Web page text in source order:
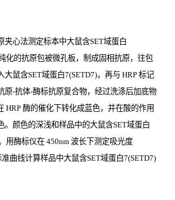
夹心法测定标本中大鼠含SET域蛋白
化的抗原包被微孔板，制成固相抗原，往包
大鼠含SET域蛋白7(SETD7)，再与 HRP 标记
原-抗体-酶标抗原复合物，经过洗涤后加底物
HRP 酶的催化下转化成蓝色，并在酸的作用
。颜色的深浅和样品中的大鼠含SET域蛋白
用酶标仪在 450nm 波长下测定吸光度
曲线计算样品中大鼠含SET域蛋白7(SETD7)